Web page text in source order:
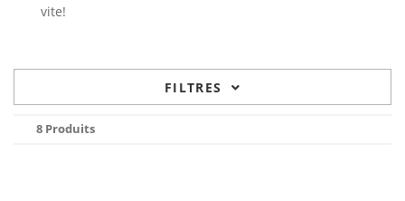
vite!
FILTRES
8 Produits